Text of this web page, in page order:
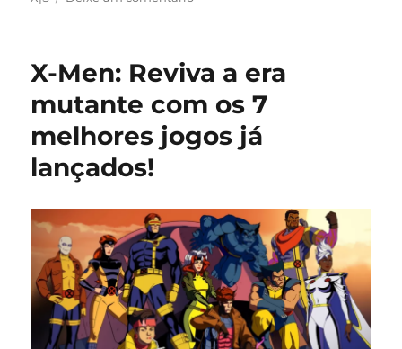
recebe
com
Ciclope
e
alcançar
1,5
milhão
de
jogadores
X-Men: Reviva a era
mutante com os 7
melhores jogos já
lançados!